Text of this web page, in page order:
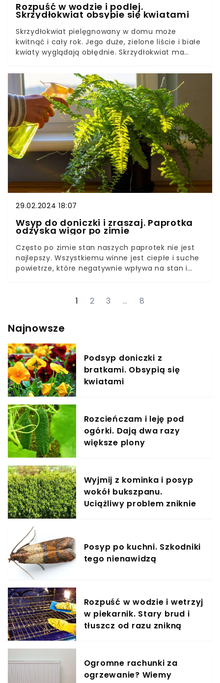
Rozpuść w wodzie i podlej.
Skrzydłokwiat obsypie się kwiatami
Skrzydłokwiat pielęgnowany w domu może
kwitnąć i cały rok. Jego duże, zielone liście i białe
kwiaty wyglądają obłędnie. Skrzydłokwiat ma
spełnić, by cieszyć się widokiem nowych pąków
kwiatowych.Jeśli nie zapewnimy roślinie
odpowiednich warunków, to nie zakwitnie. Jedną z
kluczowych czynności jest nawożenie. Rozpuść w
wodzie i podlej, a skrzydłokwiat obsypie się
kwiatami.
29.02.2024 18:07
Wsyp do doniczki i zraszaj. Paprotka
odzyska wigor po zimie
Często po zimie stan naszych paprotek nie jest
najlepszy. Wszystkiemu winne jest ciepłe i suche
powietrze, które negatywnie wpływa na stan i
roślina wygląda nieatrakcyjnie. Wiele osób
zimie.
1 2 3 … 8
Najnowsze
Podsyp doniczki z
bratkami. Obsypią się
kwiatami
Rozcieńczam i leję pod
ogórki. Dają dwa razy
większe plony
Wyjmij z kominka i posyp
wokół bukszpanu.
Uciążliwy problem zniknie
Posyp po kuchni. Szkodniki
tego nienawidzą
Rozpuść w wodzie i wetrzyj
w piekarnik. Stary brud i
tłuszcz od razu znikną
Ogromne rachunki za
ogrzewanie? Wiemy